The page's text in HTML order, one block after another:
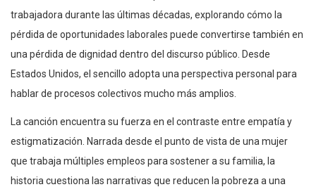
trabajadora durante las últimas décadas, explorando cómo la
pérdida de oportunidades laborales puede convertirse también en
una pérdida de dignidad dentro del discurso público. Desde
Estados Unidos, el sencillo adopta una perspectiva personal para
hablar de procesos colectivos mucho más amplios.
La canción encuentra su fuerza en el contraste entre empatía y
estigmatización. Narrada desde el punto de vista de una mujer
que trabaja múltiples empleos para sostener a su familia, la
historia cuestiona las narrativas que reducen la pobreza a una